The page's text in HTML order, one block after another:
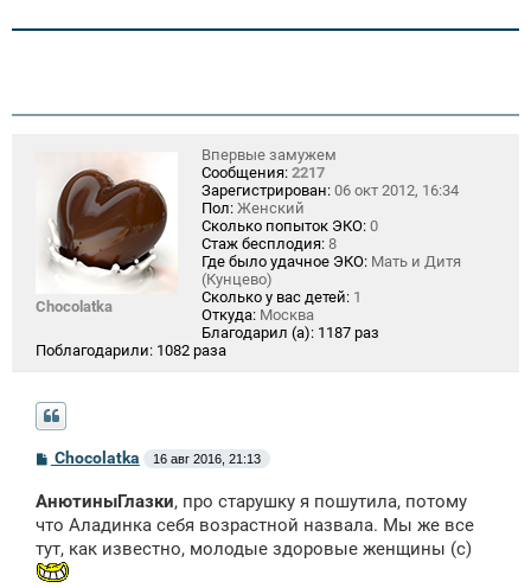
Chocolatka
Впервые замужем
Сообщения: 2217
Зарегистрирован: 06 окт 2012, 16:34
Пол: Женский
Сколько попыток ЭКО: 0
Стаж бесплодия: 8
Где было удачное ЭКО: Мать и Дитя
(Кунцево)
Сколько у вас детей: 1
Откуда: Москва
Благодарил (а): 1187 раз
Поблагодарили: 1082 раза
С
б
щ
н
и
Chocolatka 16 авг 2016, 21:13
АнютиныГлазки, про старушку я пошутила, потому
что Аладинка себя возрастной назвала. Мы же все
тут, как известно, молодые здоровые женщины (с)